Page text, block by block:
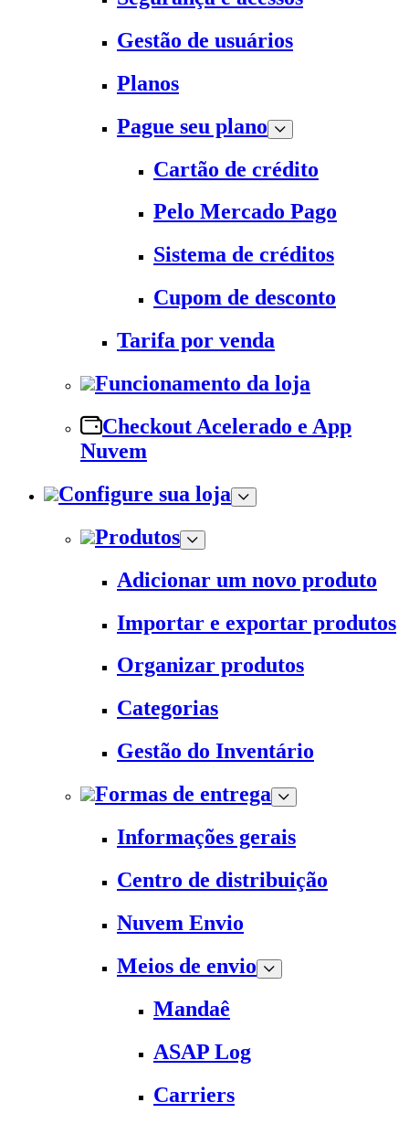
Gestão de usuários
Planos
Pague seu plano
Cartão de crédito
Pelo Mercado Pago
Sistema de créditos
Cupom de desconto
Tarifa por venda
Funcionamento da loja
Checkout Acelerado e App
Nuvem
Configure sua loja
Produtos
Adicionar um novo produto
Importar e exportar produtos
Organizar produtos
Categorias
Gestão do Inventário
Formas de entrega
Informações gerais
Centro de distribuição
Nuvem Envio
Meios de envio
Mandaê
ASAP Log
Carriers